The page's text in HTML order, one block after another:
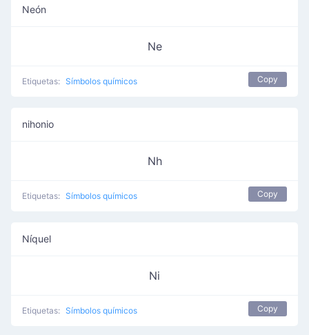
Neón
Ne
Etiquetas: Símbolos químicos Copy
nihonio
Nh
Etiquetas: Símbolos químicos Copy
Níquel
Ni
Etiquetas: Símbolos químicos Copy